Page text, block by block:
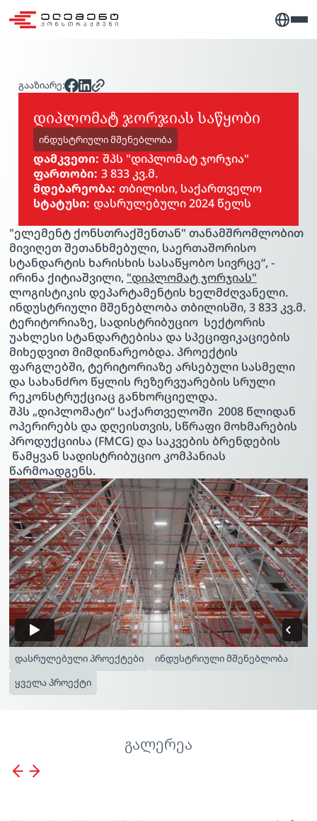
გააზიარე:
დიპლომატ ჯორჯიას საწყობი
ინდუსტრიული მშენებლობა
დამკვეთი: შპს "დიპლომატ ჯორჯია"
ფართობი: 3 833 კვ.მ.
მდებარეობა: თბილისი, საქართველო
სტატუსი: დასრულებული 2024 წელს
"ელემენტ ქონსთრაქშენთან" თანამშრომლობით
მივიღეთ შეთანხმებული, საერთაშორისო
სტანდარტის ხარისხის სასაწყობო სივრცე“, -
ირინა ქიტიაშვილი, "დიპლომატ ჯორჯიას"
ლოგისტიკის დეპარტამენტის ხელმძღვანელი.
ინდუსტრიული მშენებლობა თბილისში, 3 833 კვ.მ.
ტერიტორიაზე, სადისტრიბუციო სექტორის
უახლესი სტანდარტებისა და სპეციფიკაციების
მიხედვით მიმდინარეობდა. პროექტის
ფარგლებში, ტერიტორიაზე არსებული სასმელი
და სახანძრო წყლის რეზერვუარების სრული
რეკონსტრუქციაც განხორციელდა.
შპს „დიპლომატი“ საქართველოში 2008 წლიდან
ოპერირებს და დღეისთვის, სწრაფი მოხმარების
პროდუქციისა (FMCG) და საკვების ბრენდების
წამყვან სადისტრიბუციო კომპანიას
წარმოადგენს.
დასრულებული პროექტები
ინდუსტრიული მშენებლობა
ყველა პროექტი
გალერეა